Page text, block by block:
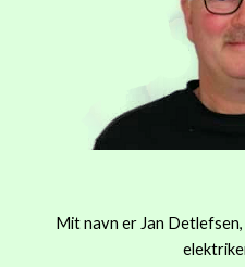
Mit navn er Jan